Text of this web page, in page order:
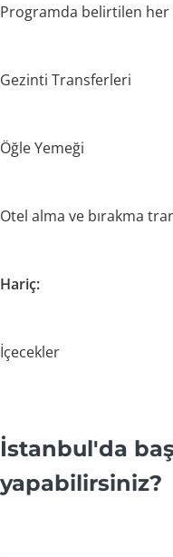
Programda belirtilen her
Gezinti Transferleri
Öğle Yemeği
Otel alma ve bırakma
Hariç:
İçecekler
İstanbul'da
yapabilirsiniz?